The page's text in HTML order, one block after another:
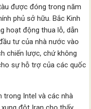
được đóng trong năm
phủ sở hữu. Bắc Kinh
hoạt động thua lỗ, dẫn
tư của nhà nước vào
chiến lược, chứ không
sự hỗ trợ của các quốc
trong Intel và các nhà